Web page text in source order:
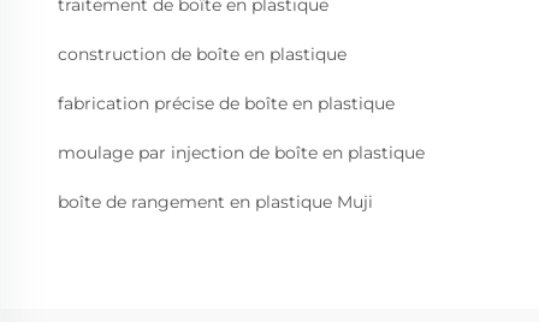
traitement de boîte en plastique
construction de boîte en plastique
fabrication précise de boîte en plastique
moulage par injection de boîte en plastique
boîte de rangement en plastique Muji